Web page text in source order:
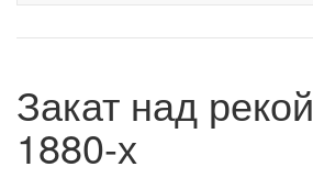
Закат над
1880-х